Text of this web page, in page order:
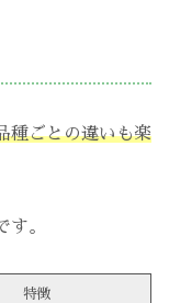
種ごとの違いも楽
。
特徴